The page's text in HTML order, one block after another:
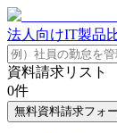
法人向けIT製品
資料請求リスト
0件
無料資料請求フォ